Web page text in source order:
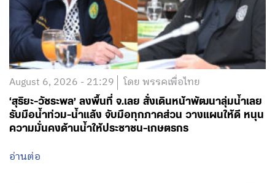
August 6, 2026 - 21:29 โดย พรรคเพื่อไทย
‘สุริยะ-วัชระพล’ ลงพื้นที่ จ.เลย สั่งเดินหน้าพัฒนาลุ่มน้ำเลย
รับมือน้ำท่วม-น้ำแล้ง จับมือทุกภาคส่วน วางแผนให้ดี หนุน
ความมั่นคงด้านน้ำให้ประชาชน-เกษตรกร
อ่านต่อ